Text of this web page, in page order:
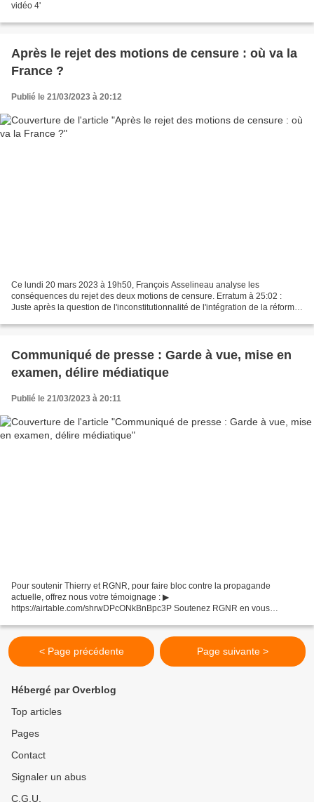
vidéo 4'
Après le rejet des motions de censure : où va la
France ?
Publié le 21/03/2023 à 20:12
Ce lundi 20 mars 2023 à 19h50, François Asselineau analyse les
conséquences du rejet des deux motions de censure. Erratum à 25:02 :
Juste après la question de l'inconstitutionnalité de l'intégration de la réforme
Communiqué de presse : Garde à vue, mise en
examen, délire médiatique
Publié le 21/03/2023 à 20:11
Pour soutenir Thierry et RGNR, pour faire bloc contre la propagande
actuelle, offrez nous votre témoignage : ▶
https://airtable.com/shrwDPcONkBnBpc3P Soutenez RGNR en vous
des...
< Page précédente Page suivante >
Hébergé par Overblog
Top articles
Pages
Contact
Signaler un abus
C.G.U.